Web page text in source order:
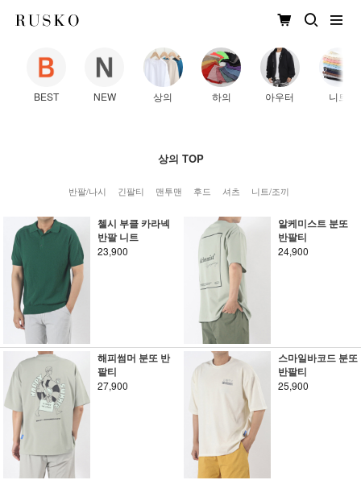
BEST NEW 상의 하의 아우터 니트
상의 TOP
반팔/나시 긴팔티 맨투맨 후드 셔츠 니트/조끼
첼시 부클 카라넥
반팔 니트
23,900
알케미스트 분또
반팔티
24,900
해피썸머 분또 반
팔티
27,900
스마일바코드 분또
반팔티
25,900